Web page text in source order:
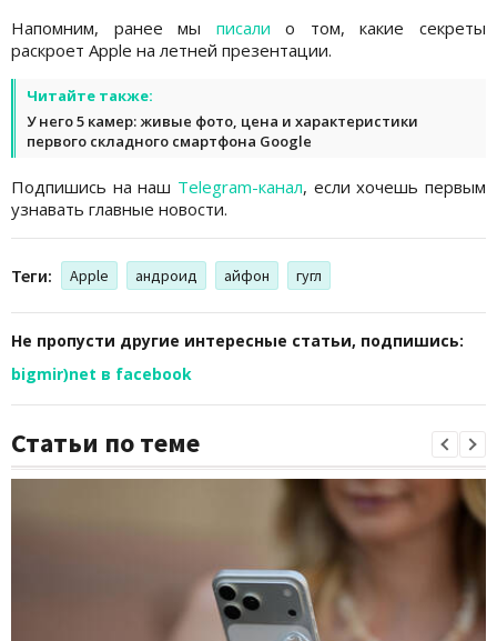
Напомним, ранее мы писали о том, какие секреты
раскроет Apple на летней презентации.
Читайте также:
У него 5 камер: живые фото, цена и характеристики
первого складного смартфона Google
Подпишись на наш Telegram-канал, если хочешь первым
узнавать главные новости.
Теги: Apple андроид айфон гугл
Не пропусти другие интересные статьи, подпишись:
bigmir)net в facebook
Статьи по теме